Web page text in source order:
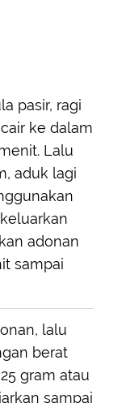
pasir, ragi
ke dalam
Lalu
aduk lagi
adonan
sampai
lalu
berat
gram atau
sampai